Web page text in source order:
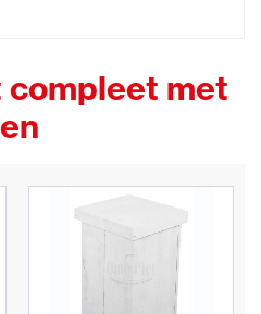
compleet met